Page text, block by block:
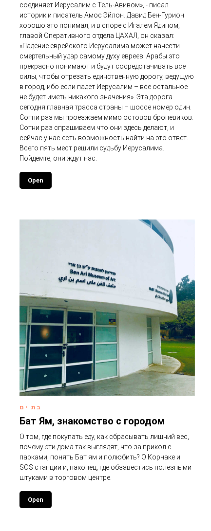
соединяет Иерусалим с Тель-Авивом», - писал
историк и писатель Амос Эйлон. Давид Бен-Гурион
хорошо это понимал, и в споре с Игалем Ядином,
главой Оперативного отдела ЦАХАЛ, он сказал:
«Падение еврейского Иерусалима может нанести
смертельный удар самому духу евреев. Арабы это
прекрасно понимают и будут сосредотачивать все
силы, чтобы отрезать единственную дорогу, ведущую
в город, ибо если падёт Иерусалим – все остальное
не будет иметь никакого значения». Эта дорога
сегодня главная трасса страны – шоссе номер один.
Сотни раз мы проезжаем мимо остовов броневиков.
Сотни раз спрашиваем что они здесь делают, и
сейчас у нас есть возможность найти на это ответ.
Всего пять мест решили судьбу Иерусалима.
Пойдемте, они ждут нас.
Open
בת ים
Бат Ям, знакомство с городом
О том, где покупать еду, как сбрасывать лишний вес,
почему эти дома так выглядят, что за прикол с
парками, понять Бат ям и полюбить? О Корчаке и
SOS станции и, наконец, где обзавестись полезными
штуками в торговом центре.
Open